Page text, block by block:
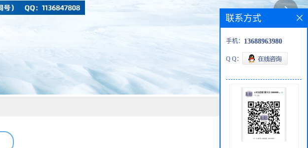
联系方式
手机： 13688963980
Q Q：